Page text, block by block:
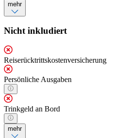
mehr
Nicht inkludiert
Reiserücktrittskostenversicherung
Persönliche Ausgaben
Trinkgeld an Bord
mehr